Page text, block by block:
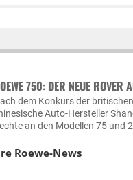
750: DER NEUE ROVER
dem Konkurs der
Auto-Hersteller
an den Modellen 75 und
Roewe-News